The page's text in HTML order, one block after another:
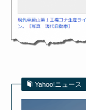
Yahoo!ニュース